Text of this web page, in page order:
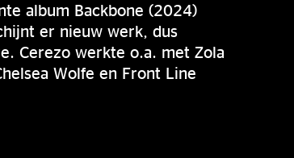
album Backbone (2024)
er nieuw werk, dus
Cerezo werkte o.a. met Zola
Wolfe en Front Line